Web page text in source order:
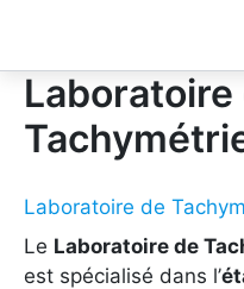
contenu
Laboratoire
Laboratoire de
Le Laboratoire de
est spécialisé dans l’